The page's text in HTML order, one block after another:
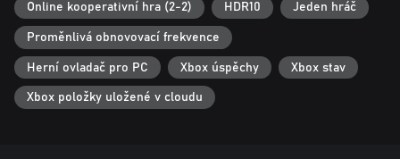
Online kooperativní hra (2-2) HDR10 Jeden hráč
Proměnlivá obnovovací frekvence
Herní ovladač pro PC Xbox úspěchy Xbox stav
Xbox položky uložené v cloudu